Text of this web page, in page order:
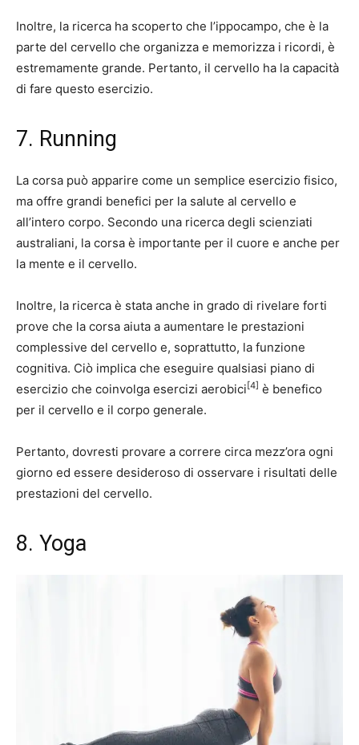
Inoltre, la ricerca ha scoperto che l’ippocampo, che è la
parte del cervello che organizza e memorizza i ricordi, è
estremamente grande. Pertanto, il cervello ha la capacità
di fare questo esercizio.
7. Running
La corsa può apparire come un semplice esercizio fisico,
ma offre grandi benefici per la salute al cervello e
all’intero corpo. Secondo una ricerca degli scienziati
australiani, la corsa è importante per il cuore e anche per
la mente e il cervello.
Inoltre, la ricerca è stata anche in grado di rivelare forti
prove che la corsa aiuta a aumentare le prestazioni
complessive del cervello e, soprattutto, la funzione
cognitiva. Ciò implica che eseguire qualsiasi piano di
esercizio che coinvolga esercizi aerobici [4] è benefico
per il cervello e il corpo generale.
Pertanto, dovresti provare a correre circa mezz’ora ogni
giorno ed essere desideroso di osservare i risultati delle
prestazioni del cervello.
8. Yoga